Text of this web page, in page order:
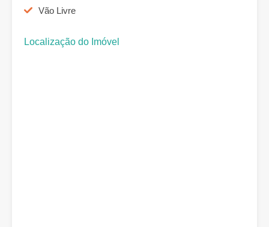
Vão Livre
Localização do Imóvel